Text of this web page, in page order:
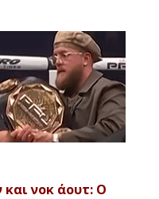
και νοκ άουτ: Ο